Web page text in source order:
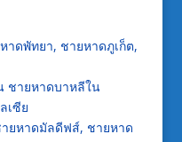
าดพัทยา, ชายหาดภูเก็ต,
ชายหาดบาหลีใน
เซีย
ยหาดมัลดีฟส์, ชายหาด